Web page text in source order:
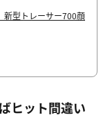
新型トレーサー700顔
ヒット間違い